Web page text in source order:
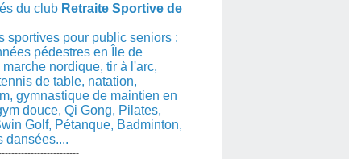
du club Retraite Sportive de
sportives pour public seniors :
pédestres en Île de
marche nordique, tir à l'arc,
de table, natation,
gymnastique de maintien en
douce, Qi Gong, Pilates,
Golf, Pétanque, Badminton,
dansées....